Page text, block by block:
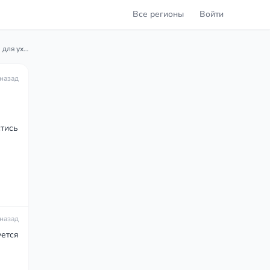
Все регионы Войти
Возможен ли перевод военнослужащего из Абхазии в Ростов для ухода за дедом-инвалидом?